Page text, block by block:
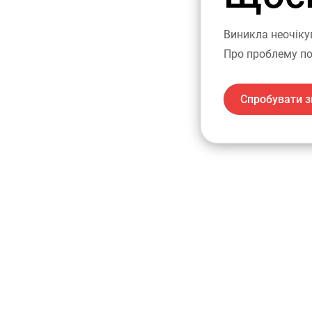
Виникла
Про проблему
Спробувати